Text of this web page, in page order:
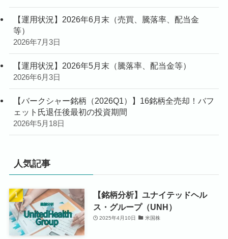
【運用状況】2026年6月末（売買、騰落率、配当金
等）
2026年7月3日
【運用状況】2026年5月末（騰落率、配当金等）
2026年6月3日
【バークシャー銘柄（2026Q1）】16銘柄全売却！バフ
ェット氏退任後最初の投資期間
2026年5月18日
人気記事
【銘柄分析】ユナイテッドヘル
ス・グループ（UNH）
2025年4月10日 米国株